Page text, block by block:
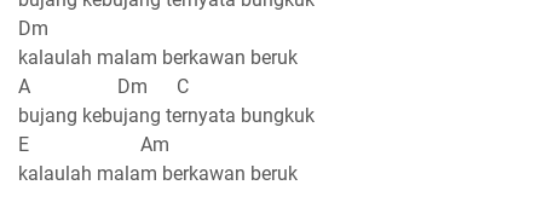
Dm
kalaulah malam berkawan beruk
A Dm C
bujang kebujang ternyata bungkuk
E Am
kalaulah malam berkawan beruk